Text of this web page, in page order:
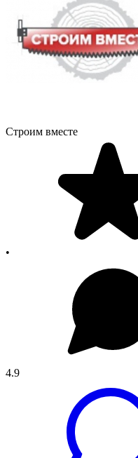
Строим вместе
•
4.9